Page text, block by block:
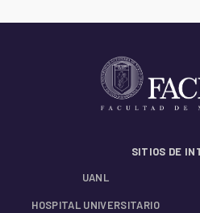
SITIOS DE
UANL
HOSPITAL UNIVERSITARIO